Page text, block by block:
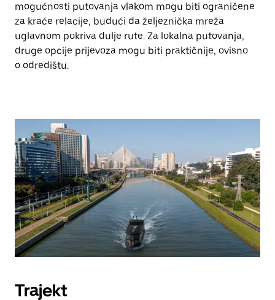
mogućnosti putovanja vlakom mogu biti ograničene
za kraće relacije, budući da željeznička mreža
uglavnom pokriva dulje rute. Za lokalna putovanja,
druge opcije prijevoza mogu biti praktičnije, ovisno
o odredištu.
Trajekt